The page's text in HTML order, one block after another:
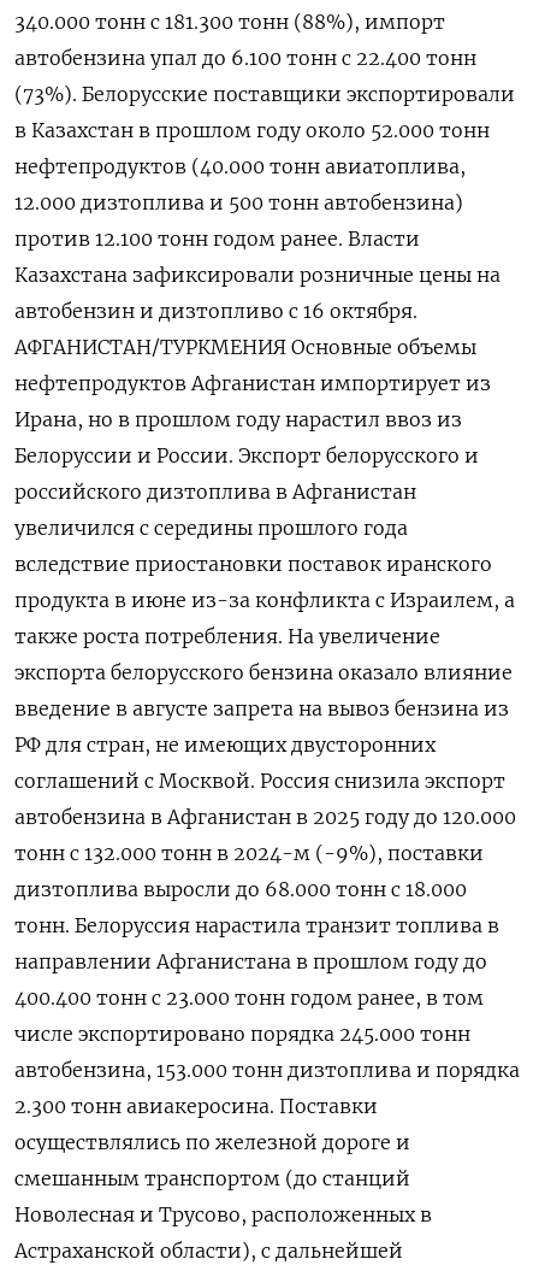
340.000 тонн с 181.300 тонн (88%), импорт
автобензина упал до 6.100 тонн с 22.400 тонн
(73%). Белорусские поставщики экспортировали
в Казахстан в прошлом году около 52.000 тонн
нефтепродуктов (40.000 тонн авиатоплива,
12.000 дизтоплива и 500 тонн автобензина)
против 12.100 тонн годом ранее. Власти
Казахстана зафиксировали розничные цены на
автобензин и дизтопливо с 16 октября.
АФГАНИСТАН/ТУРКМЕНИЯ Основные объемы
нефтепродуктов Афганистан импортирует из
Ирана, но в прошлом году нарастил ввоз из
Белоруссии и России. Экспорт белорусского и
российского дизтоплива в Афганистан
увеличился с середины прошлого года
вследствие приостановки поставок иранского
продукта в июне из-за конфликта с Израилем, а
также роста потребления. На увеличение
экспорта белорусского бензина оказало влияние
введение в августе запрета на вывоз бензина из
РФ для стран, не имеющих двусторонних
соглашений с Москвой. Россия снизила экспорт
автобензина в Афганистан в 2025 году до 120.000
тонн с 132.000 тонн в 2024-м (-9%), поставки
дизтоплива выросли до 68.000 тонн с 18.000
тонн. Белоруссия нарастила транзит топлива в
направлении Афганистана в прошлом году до
400.400 тонн с 23.000 тонн годом ранее, в том
числе экспортировано порядка 245.000 тонн
‍автобензина, 153.000 тонн дизтоплива и порядка
2.300 тонн авиакеросина. Поставки
осуществлялись по железной дороге и
‍смешанным транспортом (до станций
Новолесная и Трусово, расположенных в
Астраханской области), с дальнейшей